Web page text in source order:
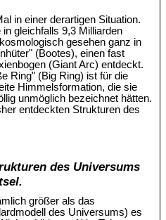
in einer derartigen Situation.
gleichfalls 9,3 Milliarden
gesehen ganz in
(Bootes), einen fast
(Giant Arc) entdeckt.
Ring" (Big Ring) ist für die
Himmelsformation, die sie
unmöglich bezeichnet hätten.
entdeckten Strukturen des
des Universums
größer als das
des Universums) es